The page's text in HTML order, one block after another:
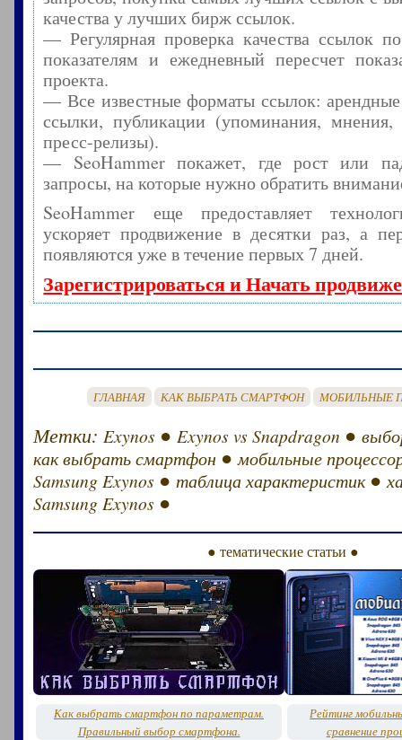
качества у лучших бирж ссылок.
— Регулярная проверка качества ссылок
показателям и ежедневный пересчет
проекта.
— Все известные форматы ссылок:
ссылки, публикации (упоминания, мнения,
пресс-релизы).
— SeoHammer покажет, где рост или
запросы, на которые нужно обратить
SeoHammer еще предоставляет
ускоряет продвижение в десятки раз, а
появляются уже в течение первых 7 дней.
Зарегистрироваться и Начать
ГЛАВНАЯ КАК ВЫБРАТЬ СМАРТФОН МОБИЛЬНЫЕ
Метки:Exynos ●Exynos vs Snapdragon ●
как выбрать смартфон ●мобильные
Samsung Exynos ●таблица характеристик ●
Samsung Exynos ●
● тематические статьи ●
Как выбрать смартфон по параметрам.
Правильный выбор смартфона.
Рейтинг
сравнение